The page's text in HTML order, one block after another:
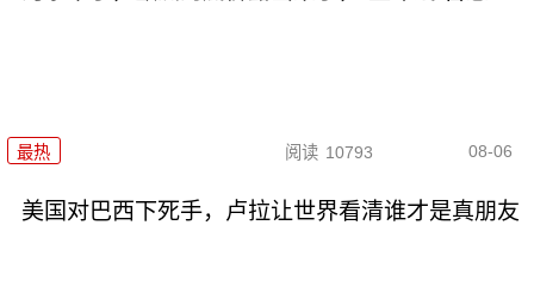
最热 阅读 10793 08-06
美国对巴西下死手，卢拉让世界看清谁才是真朋友